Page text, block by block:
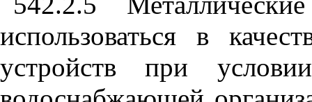
использоваться в
устройств при